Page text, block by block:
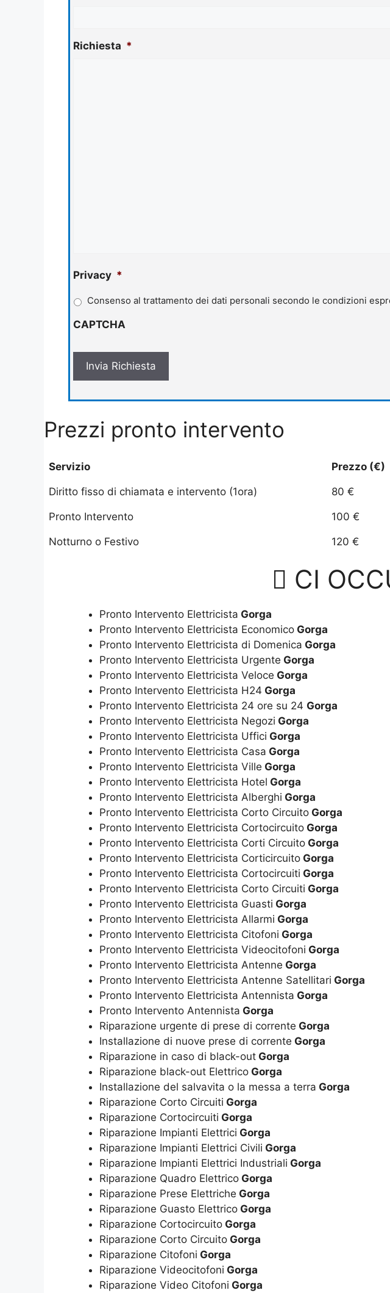
Richiesta *
Privacy *
Consenso al trattamento dei dati personali secondo le condizioni
CAPTCHA
Prezzi pronto intervento
Servizio Prezzo (€)
Diritto fisso di chiamata e intervento (1ora) 80 €
Pronto Intervento 100 €
Notturno o Festivo 120 €
CI
Pronto Intervento Elettricista Gorga
Pronto Intervento Elettricista Economico Gorga
Pronto Intervento Elettricista di Domenica Gorga
Pronto Intervento Elettricista Urgente Gorga
Pronto Intervento Elettricista Veloce Gorga
Pronto Intervento Elettricista H24 Gorga
Pronto Intervento Elettricista 24 ore su 24 Gorga
Pronto Intervento Elettricista Negozi Gorga
Pronto Intervento Elettricista Uffici Gorga
Pronto Intervento Elettricista Casa Gorga
Pronto Intervento Elettricista Ville Gorga
Pronto Intervento Elettricista Hotel Gorga
Pronto Intervento Elettricista Alberghi Gorga
Pronto Intervento Elettricista Corto Circuito Gorga
Pronto Intervento Elettricista Cortocircuito Gorga
Pronto Intervento Elettricista Corti Circuito Gorga
Pronto Intervento Elettricista Corticircuito Gorga
Pronto Intervento Elettricista Cortocircuiti Gorga
Pronto Intervento Elettricista Corto Circuiti Gorga
Pronto Intervento Elettricista Guasti Gorga
Pronto Intervento Elettricista Allarmi Gorga
Pronto Intervento Elettricista Citofoni Gorga
Pronto Intervento Elettricista Videocitofoni Gorga
Pronto Intervento Elettricista Antenne Gorga
Pronto Intervento Elettricista Antenne Satellitari Gorga
Pronto Intervento Elettricista Antennista Gorga
Pronto Intervento Antennista Gorga
Riparazione urgente di prese di corrente Gorga
Installazione di nuove prese di corrente Gorga
Riparazione in caso di black-out Gorga
Riparazione black-out Elettrico Gorga
Installazione del salvavita o la messa a terra Gorga
Riparazione Corto Circuiti Gorga
Riparazione Cortocircuiti Gorga
Riparazione Impianti Elettrici Gorga
Riparazione Impianti Elettrici Civili Gorga
Riparazione Impianti Elettrici Industriali Gorga
Riparazione Quadro Elettrico Gorga
Riparazione Prese Elettriche Gorga
Riparazione Guasto Elettrico Gorga
Riparazione Cortocircuito Gorga
Riparazione Corto Circuito Gorga
Riparazione Citofoni Gorga
Riparazione Videocitofoni Gorga
Riparazione Video Citofoni Gorga